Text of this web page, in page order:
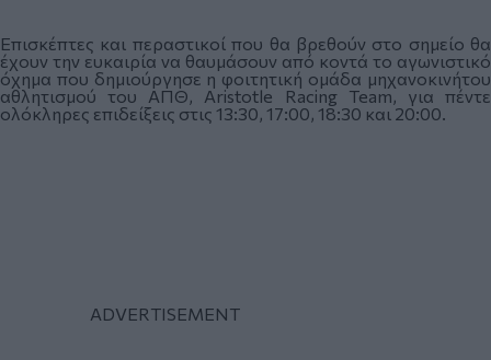
Επισκέπτες και περαστικοί που θα βρεθούν στο σημείο θα
έχουν την ευκαιρία να θαυμάσουν από κοντά το αγωνιστικό
όχημα που δημιούργησε η φοιτητική ομάδα μηχανοκινήτου
αθλητισμού του ΑΠΘ, Aristotle Racing Team, για πέντε
ολόκληρες επιδείξεις στις 13:30, 17:00, 18:30 και 20:00.